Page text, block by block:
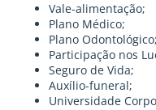
Vale-alimentação;
Plano Médico;
Plano Odontológico;
Participação nos
Seguro de Vida;
Auxílio-funeral;
Universidade